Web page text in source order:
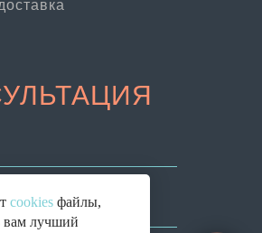
cookies файлы,
вам лучший